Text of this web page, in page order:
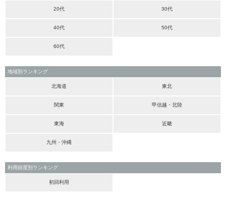
20代 30代
40代 50代
60代
地域別ランキング
北海道 東北
関東 甲信越・北陸
東海 近畿
九州・沖縄
利用頻度別ランキング
初回利用